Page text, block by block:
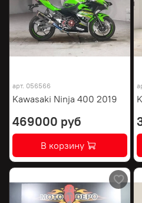
арт. 056566
Kawasaki Ninja 400 2019
469000 руб
В корзину